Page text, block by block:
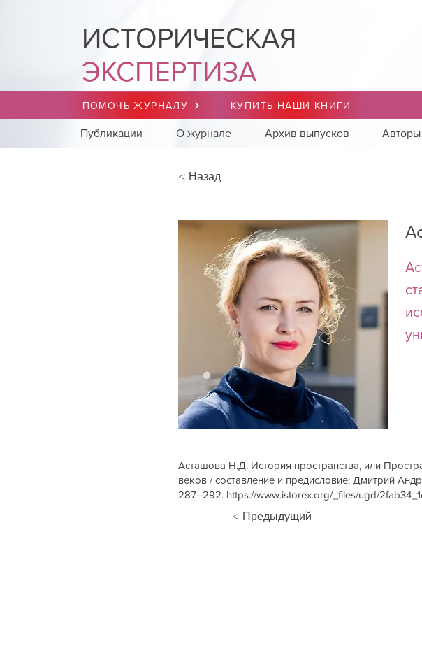
ИСТОРИЧЕСКАЯ
ЭКСПЕРТИЗА
ПОМОЧЬ ЖУРНАЛУ КУПИТЬ НАШИ КНИГИ
Публикации О журнале Архив выпусков Авторы
< Назад
Асташова Н.Д. История пространства, или
веков / составление и предисловие: Дмитрий
287–292. https://www.istorex.org/_files/ugd/
< Предыдущий